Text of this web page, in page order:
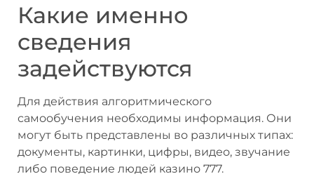
Какие именно
сведения
задействуются
Для действия алгоритмического
самообучения необходимы информация. Они
могут быть представлены во различных типах:
документы, картинки, цифры, видео, звучание
либо поведение людей казино 777.